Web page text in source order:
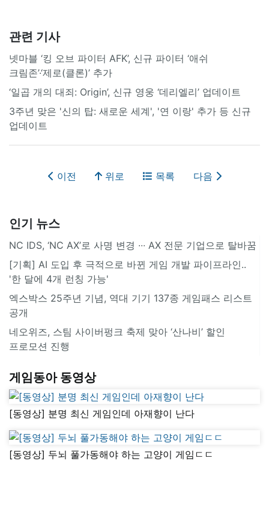
관련 기사
넷마블 ‘킹 오브 파이터 AFK’, 신규 파이터 ‘애쉬
크림존’·‘제로(클론)’ 추가
‘일곱 개의 대죄: Origin’, 신규 영웅 ‘데리엘리’ 업데이트
3주년 맞은 '신의 탑: 새로운 세계', '연 이랑' 추가 등 신규
업데이트
이전 위로 목록 다음
인기 뉴스
NC IDS, ‘NC AX’로 사명 변경 ∙∙∙ AX 전문 기업으로 탈바꿈
[기획] AI 도입 후 극적으로 바뀐 게임 개발 파이프라인..
'한 달에 4개 런칭 가능'
엑스박스 25주년 기념, 역대 기기 137종 게임패스 리스트
공개
네오위즈, 스팀 사이버펑크 축제 맞아 ‘산나비’ 할인
프로모션 진행
게임동아 동영상
[동영상] 분명 최신 게임인데 아재향이 난다
[동영상] 두뇌 풀가동해야 하는 고양이 게임ㄷㄷ